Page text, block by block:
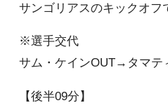
サンゴリアスのキックオフ
※選手交代
サム・ケインOUT→タマテ
【後半09分】